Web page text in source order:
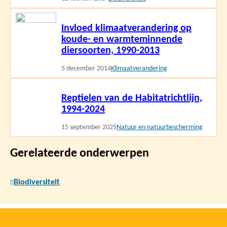
Invloed klimaatverandering op
koude- en warmteminnende
diersoorten, 1990-2013
5 december 2014Klimaatverandering
Lees
Reptielen van de Habitatrichtlijn,
1994-2024
15 september 2025Natuur en natuurbescherming
Gerelateerde onderwerpen
Biodiversiteit